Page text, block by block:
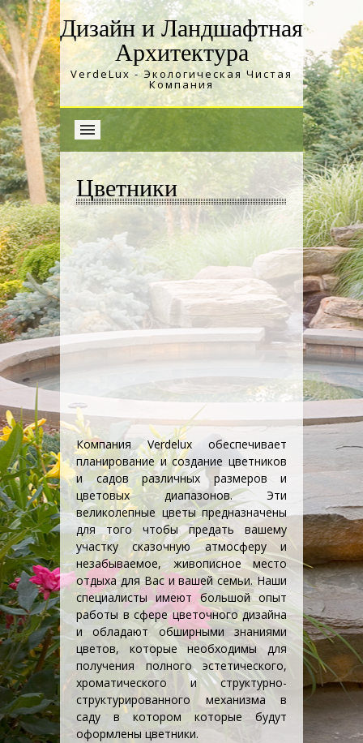
Дизайн и Ландшафтная
Архитектура
VerdeLux - Экологическая Чистая
Компания
Цветники
Компания Verdelux обеспечивает
планирование и создание цветников
и садов различных размеров и
цветовых диапазонов. Эти
великолепные цветы предназначены
для того чтобы предать вашему
участку сказочную атмосферу и
незабываемое, живописное место
отдыха для Вас и вашей семьи. Наши
специалисты имеют большой опыт
работы в сфере цветочного дизайна
и обладают обширными знаниями
цветов, которые необходимы для
получения полного эстетического,
хроматического и структурно-
структурированного механизма в
саду в котором которые будут
оформлены цветники.